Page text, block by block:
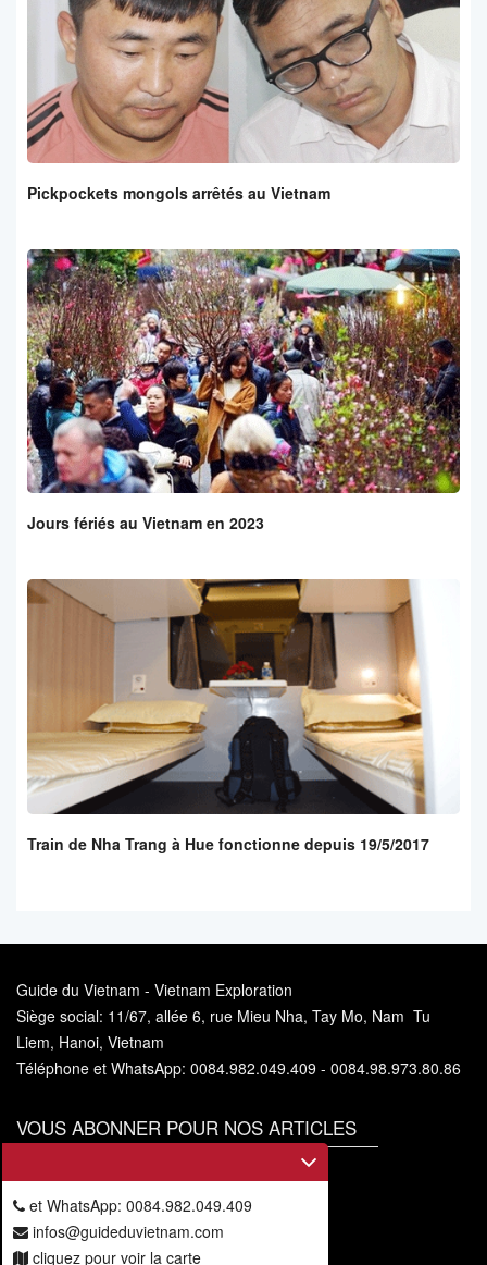
Pickpockets mongols arrêtés au Vietnam
Jours fériés au Vietnam en 2023
Train de Nha Trang à Hue fonctionne depuis 19/5/2017
Guide du Vietnam - Vietnam Exploration
Siège social: 11/67, allée 6, rue Mieu Nha, Tay Mo, Nam Tu
Liem, Hanoi, Vietnam
Téléphone et WhatsApp: 0084.982.049.409 - 0084.98.973.80.86
VOUS ABONNER POUR NOS ARTICLES
abonner
et WhatsApp: 0084.982.049.409
infos@guideduvietnam.com
cliquez pour voir la carte